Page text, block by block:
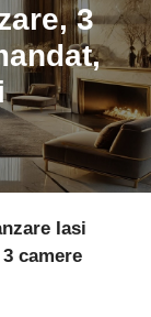
3
,
Iasi
camere